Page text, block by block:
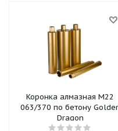
Коронка алмазная М22
063/370 по бетону
Dragon